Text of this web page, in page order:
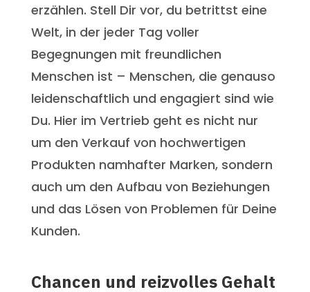
erzählen. Stell Dir vor, du betrittst eine
Welt, in der jeder Tag voller
Begegnungen mit freundlichen
Menschen ist – Menschen, die genauso
leidenschaftlich und engagiert sind wie
Du. Hier im Vertrieb geht es nicht nur
um den Verkauf von hochwertigen
Produkten namhafter Marken, sondern
auch um den Aufbau von Beziehungen
und das Lösen von Problemen für Deine
Kunden.
Chancen und reizvolles Gehalt